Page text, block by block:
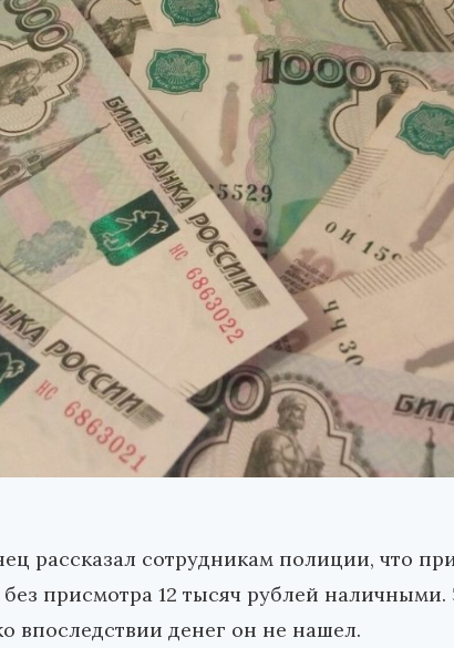
рассказал сотрудникам полиции, что
присмотра 12 тысяч рублей
впоследствии денег он не нашел.